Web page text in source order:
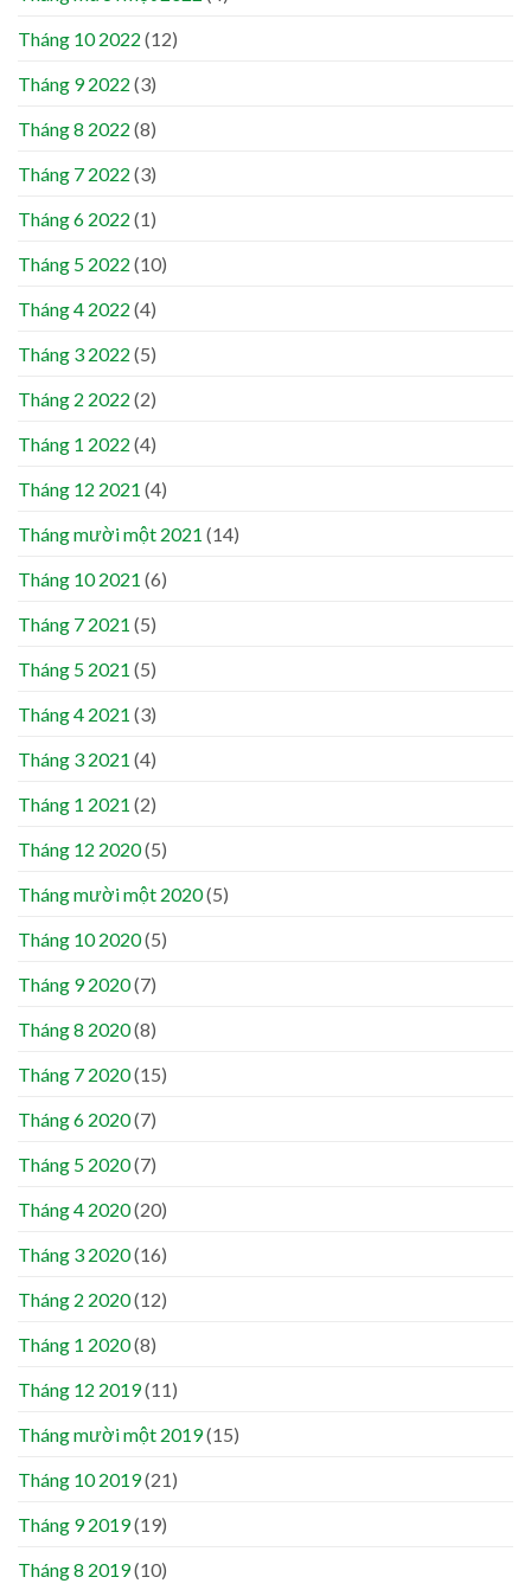
Tháng 10 2022 (12)
Tháng 9 2022 (3)
Tháng 8 2022 (8)
Tháng 7 2022 (3)
Tháng 6 2022 (1)
Tháng 5 2022 (10)
Tháng 4 2022 (4)
Tháng 3 2022 (5)
Tháng 2 2022 (2)
Tháng 1 2022 (4)
Tháng 12 2021 (4)
Tháng mười một 2021 (14)
Tháng 10 2021 (6)
Tháng 7 2021 (5)
Tháng 5 2021 (5)
Tháng 4 2021 (3)
Tháng 3 2021 (4)
Tháng 1 2021 (2)
Tháng 12 2020(5)
Tháng mười một 2020(5)
Tháng 10 2020(5)
Tháng 9 2020(7)
Tháng 8 2020(8)
Tháng 7 2020(15)
Tháng 6 2020(7)
Tháng 5 2020(7)
Tháng 4 2020(20)
Tháng 3 2020(16)
Tháng 2 2020(12)
Tháng 1 2020(8)
Tháng 12 2019(11)
Tháng mười một 2019(15)
Tháng 10 2019(21)
Tháng 9 2019(19)
Tháng 8 2019(10)